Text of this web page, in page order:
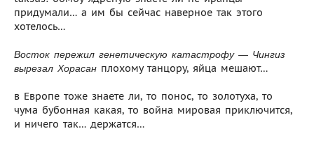
придумали… а им бы сейчас наверное так этого
хотелось…
Восток пережил генетическую катастрофу — Чингиз
вырезал Хорасан плохому танцору, яйца мешают…
в Европе тоже знаете ли, то понос, то золотуха, то
чума бубонная какая, то война мировая приключится,
и ничего так… держатся…